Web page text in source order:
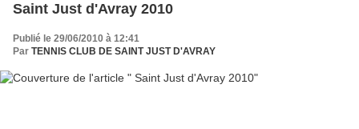
Saint Just d'Avray 2010
Publié le 29/06/2010 à 12:41
Par TENNIS CLUB DE SAINT JUST D'AVRAY